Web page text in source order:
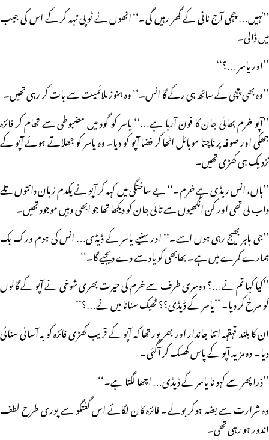
’’نہیں… چچی آج نانی کے گھر رہیں گی۔‘‘ انھوں نے ٹوپی تہہ کر کے اس کی جیب
میں ڈالی۔
’’اور یاسر …؟‘‘
’’وہ بھی چچی کے ساتھ ہی رکے گا انس۔‘‘ وہ ہنوز ملائمیت سے بات کر رہی تھیں۔
’’آپو خرم بھائی جان کا فون آرہا ہے…‘‘ یاسر کو گود میں مضبوطی سے تھام کر فائزہ
جھکی اور صوفہ پر ناچتا موبائل اٹھا کر فضا آپو کو دیا۔ وہ یاسر کو جھلاتے ہوئے آپو کے
نزدیک ہی کھڑی تھیں۔
’’ہاں، انس ریڈی ہے خرم۔‘‘ بے ساختگی میں کہہ کر آپو نے یکدم زبان دانتوں تلے
داب لی تھی اور کن انکھیوں سے تائی جان کو دیکھا تھا جو ابھی وہیں موجود تھیں۔
’’جی باہر بھیج رہی ہوں اسے۔‘‘ اور سنیے یاسر کے ڈیڈی… انس کی ہوم ورک بک
ہمارے کمرے میں ہے۔ بھابھی کو یاد سے دے دیجیے گا۔‘‘
’’کیا کہا تم نے…؟ دوسری طرف سے خرم کی حیرت بھری شوخی نے آپو کے گالوں
کو سرخ کر دیا۔ ’’یاسر کے ڈیڈی؟؟ ٹھیک سنانا میں نے…؟‘‘
ان کا بلند قہقہہ اتنا جاندار اور بھرپور تھا کہ آپو کے قریب کھڑی فائزہ کو بہ آسانی سنائی
دیا۔ وہ مزید آپو کے پاس کھسک کر آگئی۔
’’ذرا پھر سے کہو نا یاسر کے ڈیڈی… اچھا لگتا ہے۔‘‘
وہ شرارت سے بضد ہوکر بولے۔ فائزہ کان لگائے اس گفتگو سے پوری طرح لطف
اندور ہو رہی تھی۔